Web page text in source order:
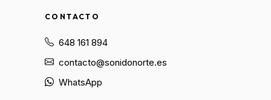
CONTACTO
648 161 894
contacto@sonidonorte.es
WhatsApp